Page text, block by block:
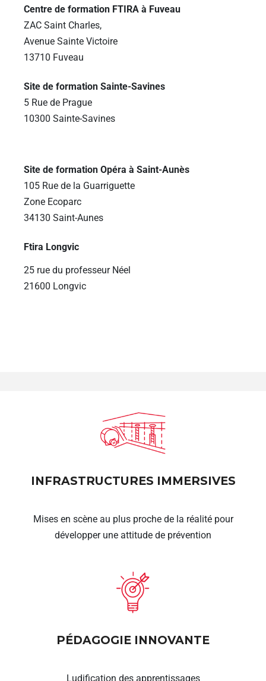
Centre de formation FTIRA à Fuveau
ZAC Saint Charles,
Avenue Sainte Victoire
13710 Fuveau
Site de formation Sainte-Savines
5 Rue de Prague
10300 Sainte-Savines
Site de formation Opéra à Saint-Aunès
105 Rue de la Guarriguette
Zone Ecoparc
34130 Saint-Aunes
Ftira Longvic
25 rue du professeur Néel
21600 Longvic
INFRASTRUCTURES IMMERSIVES
Mises en scène au plus proche de la réalité pour
développer une attitude de prévention
PÉDAGOGIE INNOVANTE
Ludification des apprentissages